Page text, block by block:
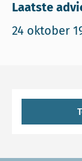
Laatste
24 oktober